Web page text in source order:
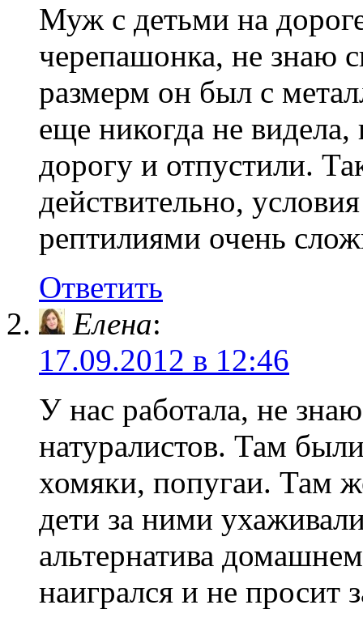
Муж с детьми на
черепашонка, не знаю
размерм он был с
еще никогда не видела,
дорогу и отпустили.
действительно,
рептилиями очень
Ответить
Елена:
17.09.2012 в 12:46
У нас работала, не
натуралистов. Там
хомяки, попугаи. Там
дети за ними
альтернатива
наигрался и не просит